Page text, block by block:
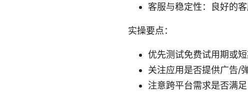
客服与稳定性：良好的
实操要点：
优先测试免费试用期或
关注应用是否提供广告/
注意跨平台需求是否满